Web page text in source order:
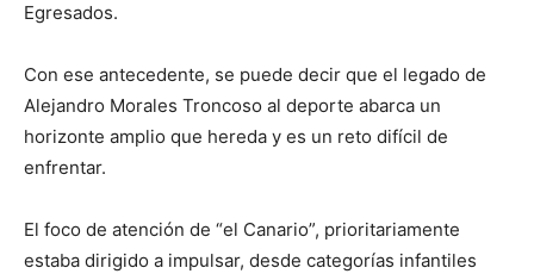
Egresados.
Con ese antecedente, se puede decir que el legado de
Alejandro Morales Troncoso al deporte abarca un
horizonte amplio que hereda y es un reto difícil de
enfrentar.
El foco de atención de “el Canario”, prioritariamente
estaba dirigido a impulsar, desde categorías infantiles